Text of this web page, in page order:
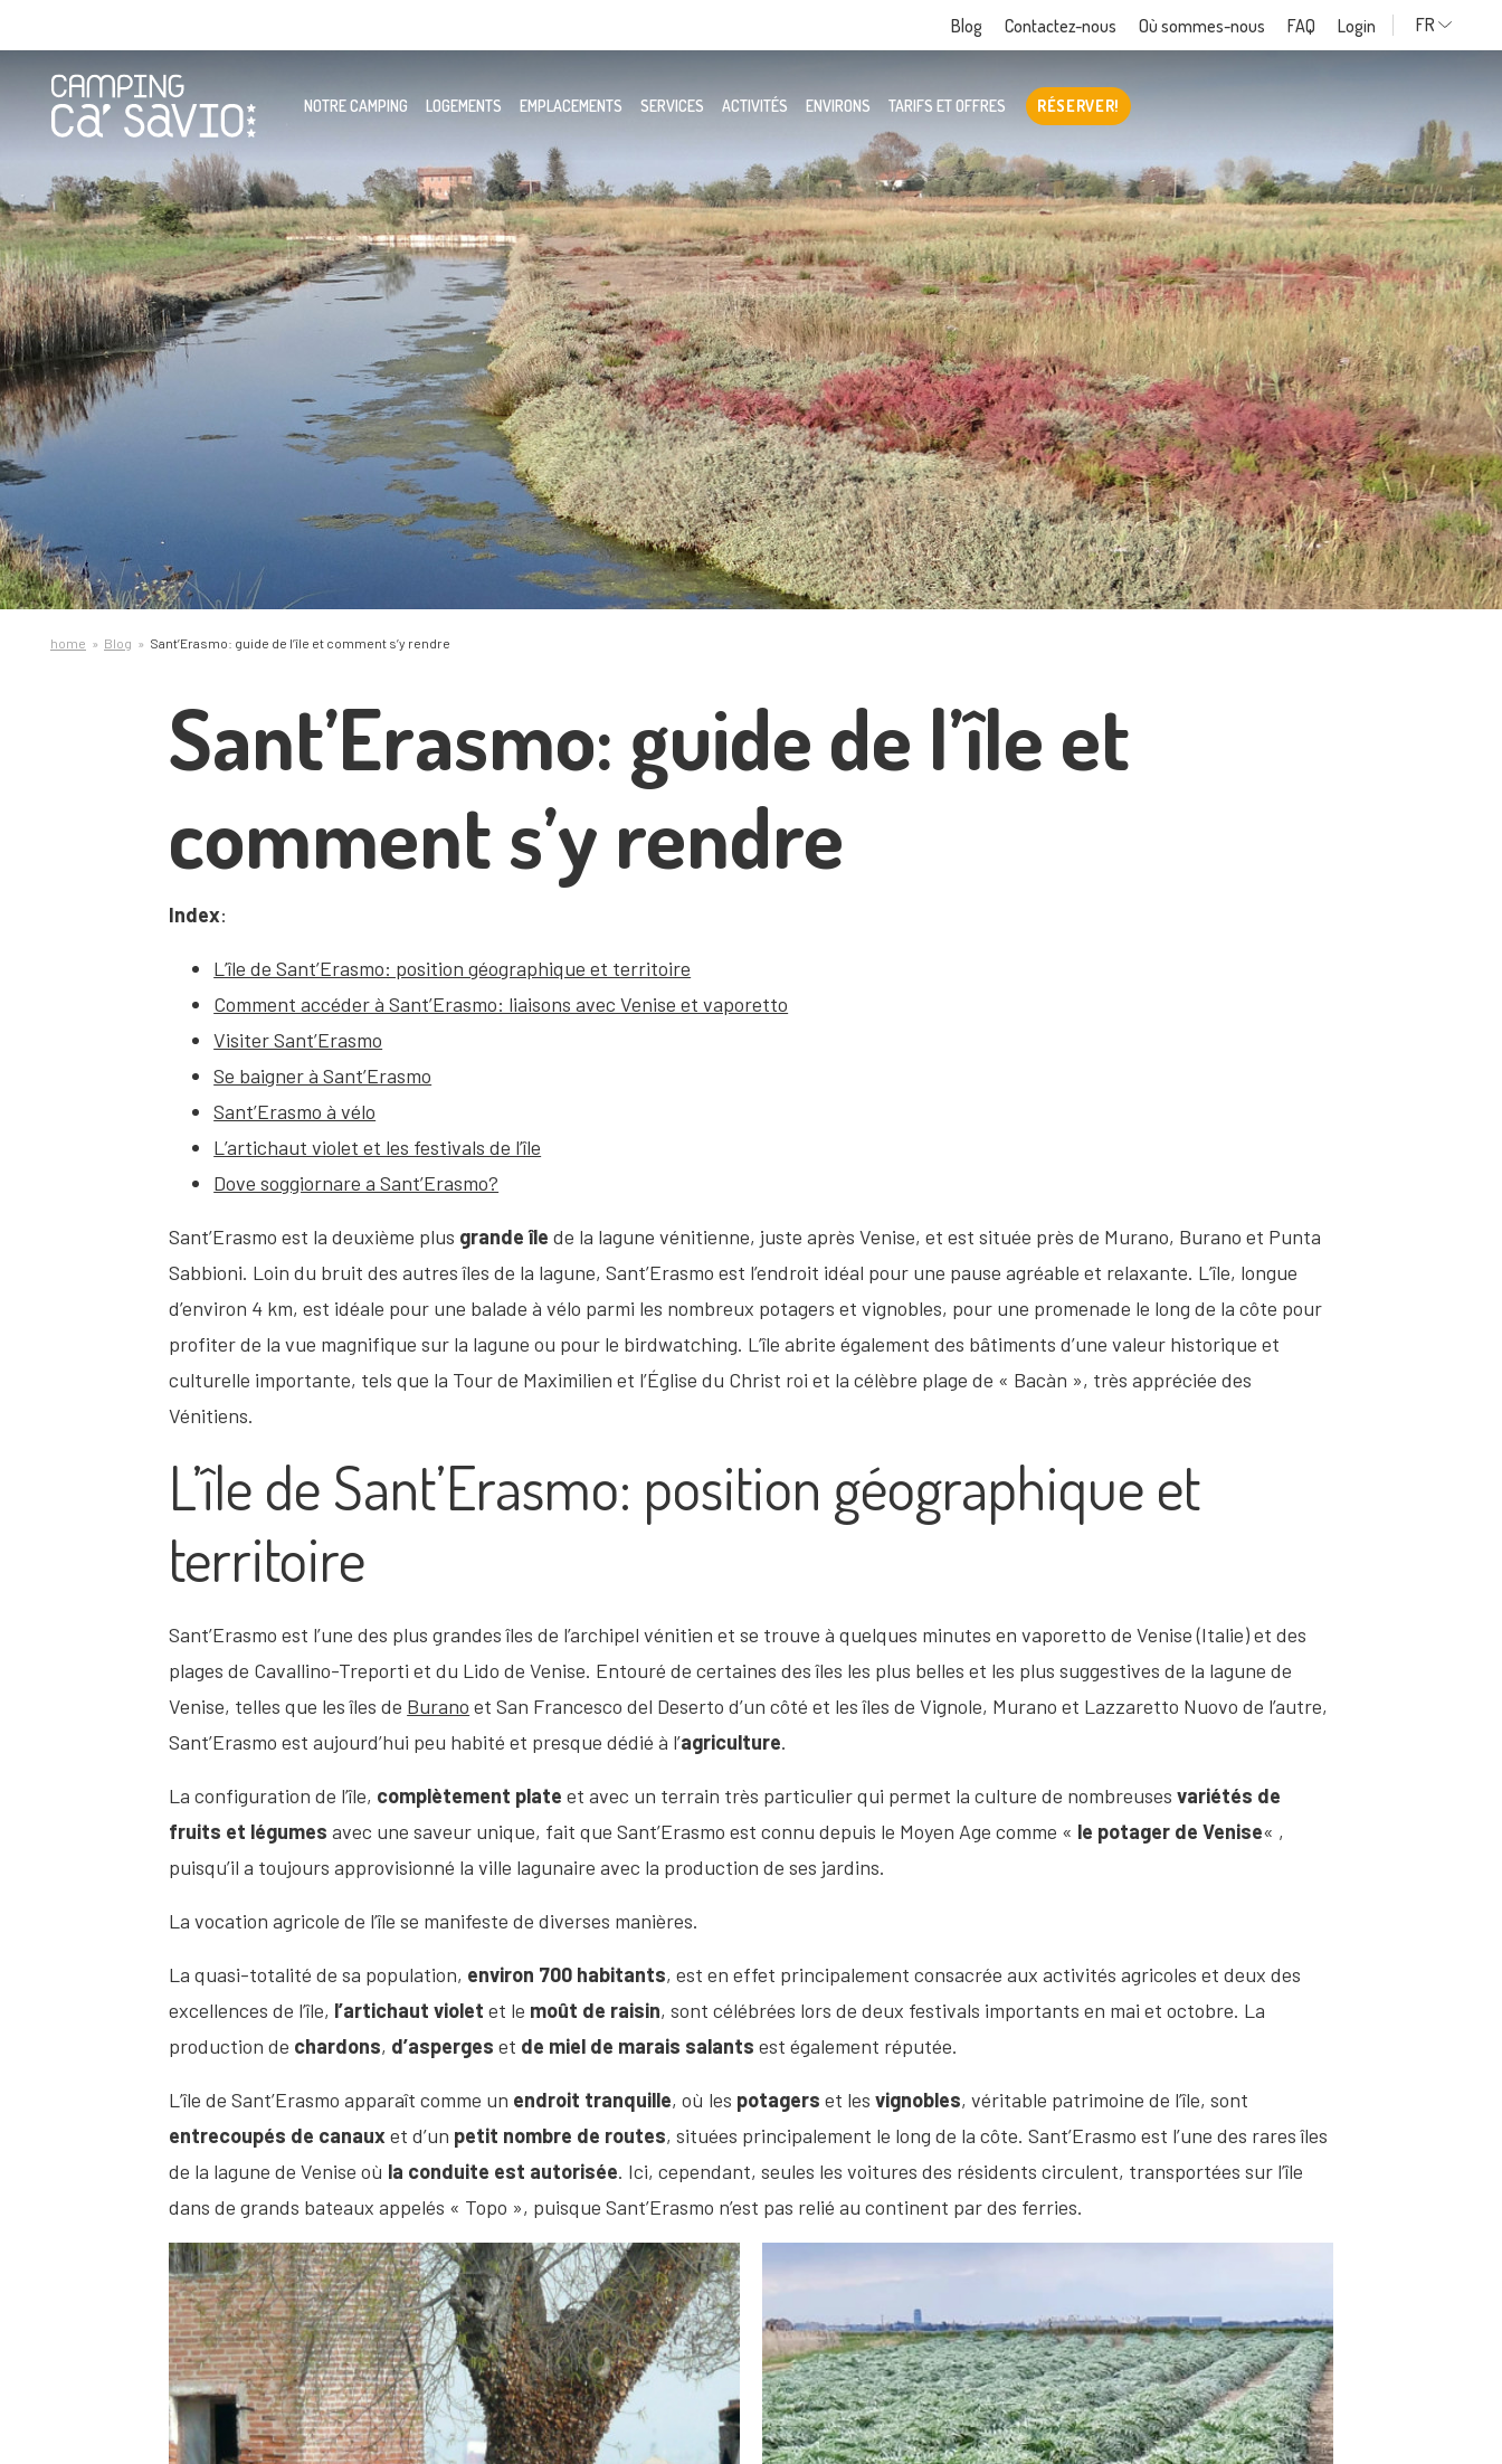
Blog Contactez-nous Où sommes-nous FAQ Login FR
NOTRE CAMPING LOGEMENTS EMPLACEMENTS SERVICES ACTIVITÉS ENVIRONS TARIFS ET OFFRES RÉSERVER!
home Blog Sant’Erasmo: guide de l’île et comment s’y rendre
Sant’Erasmo: guide de l’île et
comment s’y rendre
Index:
L’île de Sant’Erasmo: position géographique et territoire
Comment accéder à Sant’Erasmo: liaisons avec Venise et vaporetto
Visiter Sant’Erasmo
Se baigner à Sant’Erasmo
Sant’Erasmo à vélo
L’artichaut violet et les festivals de l’île
Dove soggiornare a Sant’Erasmo?
Sant’Erasmo est la deuxième plus grande île de la lagune vénitienne, juste après Venise, et est située près de Murano, Burano et Punta
Sabbioni. Loin du bruit des autres îles de la lagune, Sant’Erasmo est l’endroit idéal pour une pause agréable et relaxante. L’île, longue
d’environ 4 km, est idéale pour une balade à vélo parmi les nombreux potagers et vignobles, pour une promenade le long de la côte pour
profiter de la vue magnifique sur la lagune ou pour le birdwatching. L’île abrite également des bâtiments d’une valeur historique et
culturelle importante, tels que la Tour de Maximilien et l’Église du Christ roi et la célèbre plage de « Bacàn », très appréciée des
Vénitiens.
L’île de Sant’Erasmo: position géographique et
territoire
Sant’Erasmo est l’une des plus grandes îles de l’archipel vénitien et se trouve à quelques minutes en vaporetto de Venise (Italie) et des
plages de Cavallino-Treporti et du Lido de Venise. Entouré de certaines des îles les plus belles et les plus suggestives de la lagune de
Venise, telles que les îles de Burano et San Francesco del Deserto d’un côté et les îles de Vignole, Murano et Lazzaretto Nuovo de l’autre,
Sant’Erasmo est aujourd’hui peu habité et presque dédié à l’agriculture.
La configuration de l’île, complètement plateet avec un terrain très particulier qui permet la culture de nombreusesvariétés de
fruits et légumes avec une saveur unique, fait que Sant’Erasmo est connu depuis le Moyen Age comme « le potager de Venise« ,
puisqu’il a toujours approvisionné la ville lagunaire avec la production de ses jardins.
La vocation agricole de l’île se manifeste de diverses manières.
La quasi-totalité de sa population, environ 700 habitants, est en effet principalement consacrée aux activités agricoles et deux des
excellences de l’île, l’artichaut violetet le moût de raisin, sont célébrées lors de deux festivals importants en mai et octobre. La
production de chardons, d’asperges et de miel de marais salants est également réputée.
L’île de Sant’Erasmo apparaît comme un endroit tranquille, où les potagers et lesvignobles, véritable patrimoine de l’île, sont
entrecoupés de canaux et d’un petit nombre de routes, situées principalement le long de la côte. Sant’Erasmo est l’une des rares îles
de la lagune de Venise où la conduite est autorisée. Ici, cependant, seules les voitures des résidents circulent, transportées sur l’île
dans de grands bateaux appelés « Topo », puisque Sant’Erasmo n’est pas relié au continent par des ferries.